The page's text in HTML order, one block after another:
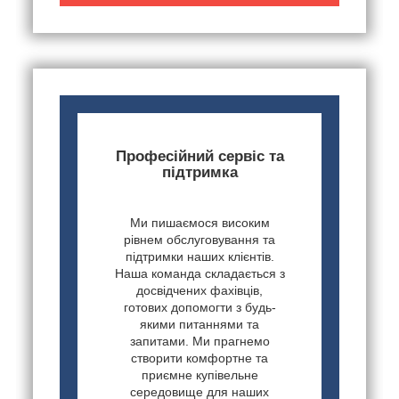
Професійний сервіс та
підтримка
Ми пишаємося високим
рівнем обслуговування та
підтримки наших клієнтів.
Наша команда складається з
досвідчених фахівців,
готових допомогти з будь-
якими питаннями та
запитами. Ми прагнемо
створити комфортне та
приємне купівельне
середовище для наших